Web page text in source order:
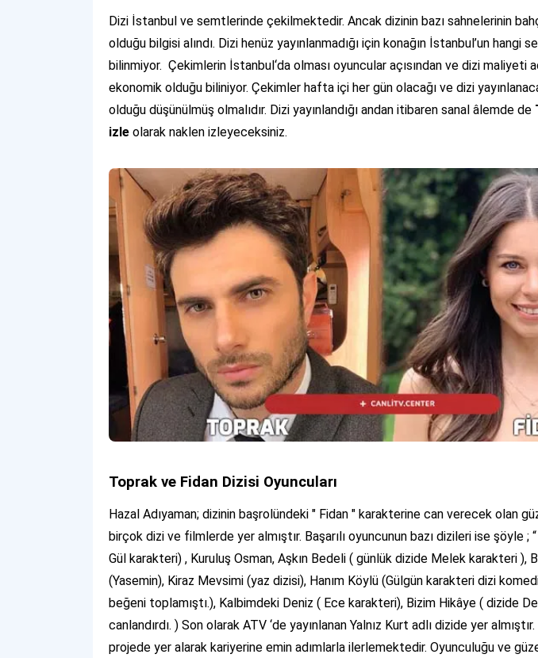
Dizi İstanbul ve semtlerinde çekilmektedir. Ancak dizinin bazı sahnelerinin
olduğu bilgisi alındı. Dizi henüz yayınlanmadığı için konağın İstanbul’un hangi
bilinmiyor. Çekimlerin İstanbul‘da olması oyuncular açısından ve dizi maliyeti
ekonomik olduğu biliniyor. Çekimler hafta içi her gün olacağı ve dizi
olduğu düşünülmüş olmalıdır. Dizi yayınlandığı andan itibaren sanal âlemde de
izle olarak naklen izleyeceksiniz.
Toprak ve Fidan Dizisi Oyuncuları
Hazal Adıyaman; dizinin başrolündeki " Fidan " karakterine can verecek olan
birçok dizi ve filmlerde yer almıştır. Başarılı oyuncunun bazı dizileri ise şöyle ;
Gül karakteri) , Kuruluş Osman, Aşkın Bedeli ( günlük dizide Melek karakteri ),
(Yasemin), Kiraz Mevsimi (yaz dizisi), Hanım Köylü (Gülgün karakteri dizi
beğeni toplamıştı.), Kalbimdeki Deniz ( Ece karakteri), Bizim Hikâye ( dizide
canlandırdı. ) Son olarak ATV ‘de yayınlanan Yalnız Kurt adlı dizide yer
projede yer alarak kariyerine emin adımlarla ilerlemektedir. Oyunculuğu ve